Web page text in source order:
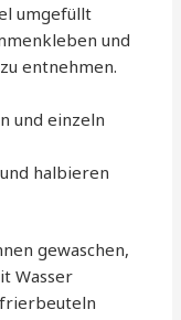
umgefüllt
und
entnehmen.
und einzeln
halbieren
gewaschen,
Wasser